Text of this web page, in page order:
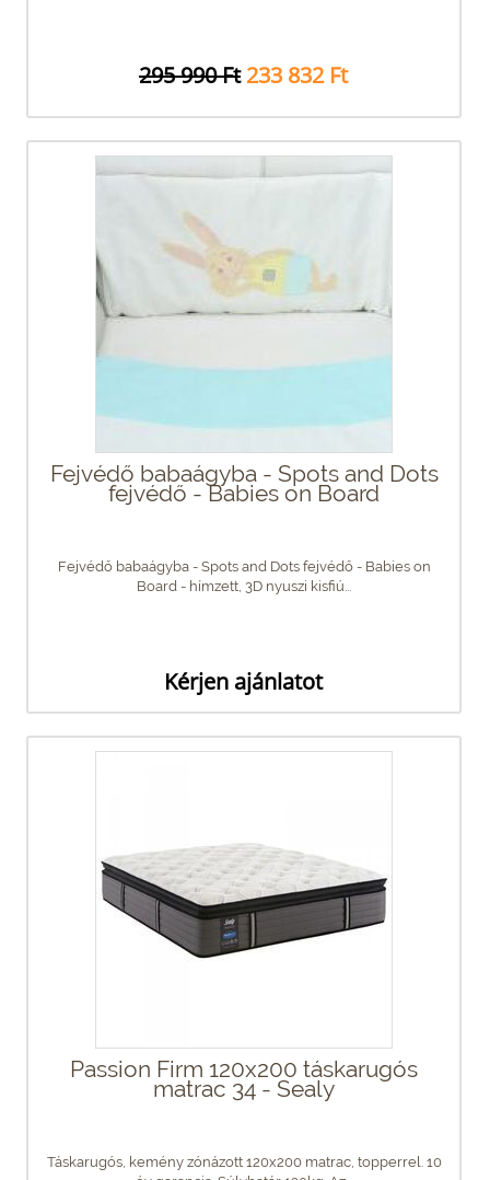
295 990 Ft 233 832 Ft
Fejvédő babaágyba - Spots and Dots
fejvédő - Babies on Board
Fejvédő babaágyba - Spots and Dots fejvédő - Babies on
Board - hímzett, 3D nyuszi kisfiú...
Kérjen ajánlatot
Passion Firm 120x200 táskarugós
matrac 34 - Sealy
Táskarugós, kemény zónázott 120x200 matrac, topperrel. 10